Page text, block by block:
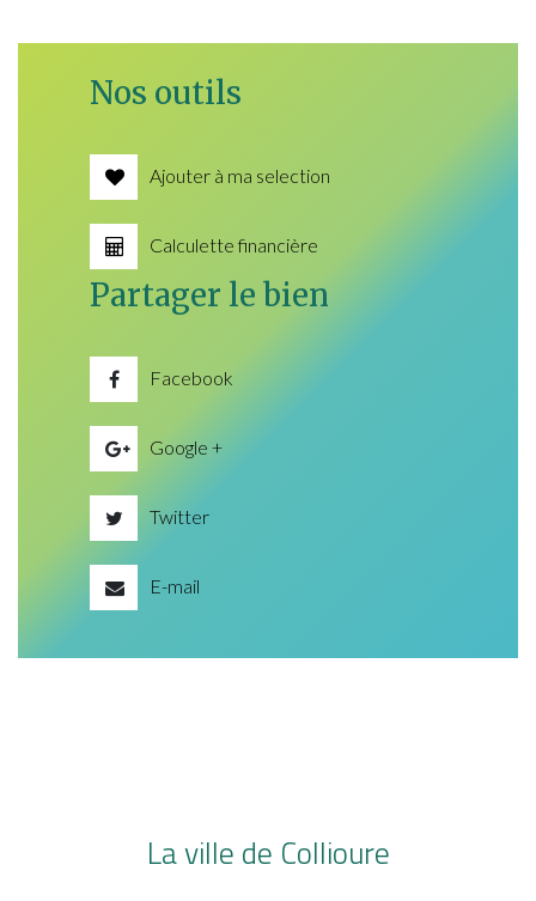
Nos outils
Ajouter à ma selection
Calculette financière
Partager le bien
Facebook
Google +
Twitter
E-mail
La ville de Collioure